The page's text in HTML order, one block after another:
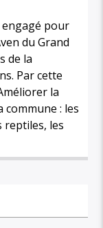
pour
du Grand
de la
Par cette
la
commune : les
reptiles, les